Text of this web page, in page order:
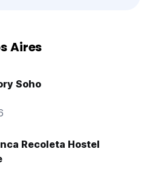
Aires
Soho
Recoleta Hostel